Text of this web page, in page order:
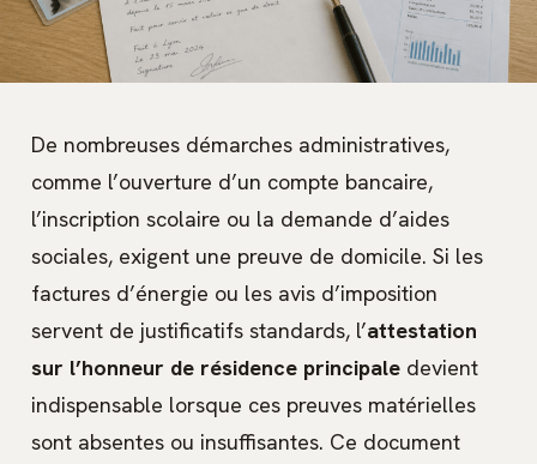
De nombreuses démarches administratives,
comme l’ouverture d’un compte bancaire,
l’inscription scolaire ou la demande d’aides
sociales, exigent une preuve de domicile. Si les
factures d’énergie ou les avis d’imposition
servent de justificatifs standards, l’attestation
sur l’honneur de résidence principale devient
indispensable lorsque ces preuves matérielles
sont absentes ou insuffisantes. Ce document